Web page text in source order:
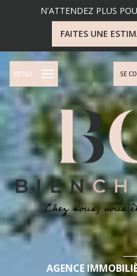
N'ATTENDEZ PLUS
FAITES UNE
SE
MENU
AGENCE